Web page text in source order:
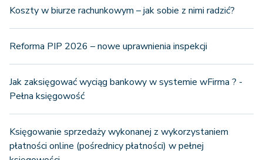
Koszty w biurze rachunkowym – jak sobie z nimi radzić?
Reforma PIP 2026 – nowe uprawnienia inspekcji
Jak zaksięgować wyciąg bankowy w systemie wFirma ? -
Pełna księgowość
Księgowanie sprzedaży wykonanej z wykorzystaniem
płatności online (pośrednicy płatności) w pełnej